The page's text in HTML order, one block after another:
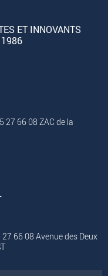
ET INNOVANTS
27 66 08 ZAC de la
66 08 Avenue des Deux